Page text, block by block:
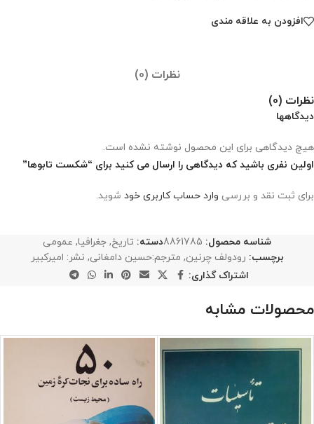
افزودن به علاقه مندی
نظرات (0)
نظرات (0)
دیدگاهها
هیچ دیدگاهی برای این محصول نوشته نشده است.
اولین نفری باشید که دیدگاهی را ارسال می کنید برای “شکست تابوها”
برای ثبت نقد و بررسی وارد حساب کاربری خود شوید.
شناسه محصول: 8861785دسته: تاریخ, جغرافیا, عمومی
برچسب: رودولف چرنین, مترجم:حسین دامغانی, نشر: امیرکبیر
اشتراک گذاری:
محصولات مشابه